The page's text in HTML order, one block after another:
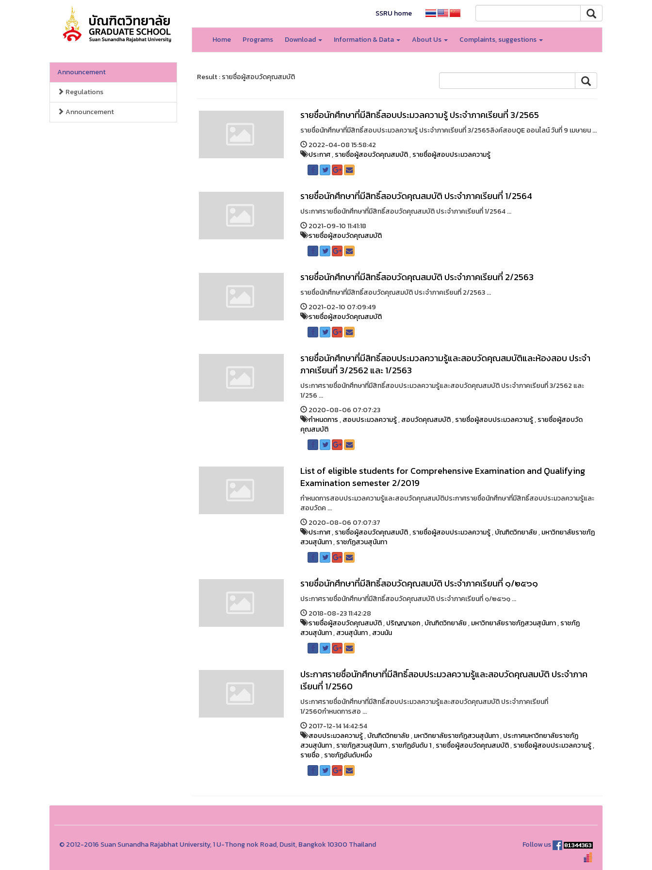
SSRU home
Home Programs Download Information & Data About Us Complaints, suggestions
Announcement
Regulations
Announcement
Result : รายชื่อผู้สอบวัดคุณสมบัติ
รายชื่อนักศึกษาที่มีสิทธิ์สอบประมวลความรู้ ประจำภาคเรียนที่ 3/2565
รายชื่อนักศึกษาที่มีสิทธิ์สอบประมวลความรู้ ประจำภาคเรียนที่ 3/2565ลิงค์สอบQE ออนไลน์ วันที่ 9 เมษายน ...
2022-04-08 15:58:42
ประกาศ,รายชื่อผู้สอบวัดคุณสมบัติ,รายชื่อผู้สอบประมวลความรู้
รายชื่อนักศึกษาที่มีสิทธิ์สอบวัดคุณสมบัติ ประจำภาคเรียนที่ 1/2564
ประกาศรายชื่อนักศึกษาที่มีสิทธิ์สอบวัดคุณสมบัติ ประจำภาคเรียนที่ 1/2564 ...
2021-09-10 11:41:18
รายชื่อผู้สอบวัดคุณสมบัติ
รายชื่อนักศึกษาที่มีสิทธิ์สอบวัดคุณสมบัติ ประจำภาคเรียนที่ 2/2563
รายชื่อนักศึกษาที่มีสิทธิ์สอบวัดคุณสมบัติ ประจำภาคเรียนที่ 2/2563 ...
2021-02-10 07:09:49
รายชื่อผู้สอบวัดคุณสมบัติ
รายชื่อนักศึกษาที่มีสิทธิ์สอบประมวลความรู้และสอบวัดคุณสมบัติและห้องสอบ ประจำ
ภาคเรียนที่ 3/2562 และ 1/2563
ประกาศรายชื่อนักศึกษาที่มีสิทธิ์สอบประมวลความรู้และสอบวัดคุณสมบัติ ประจำภาคเรียนที่ 3/2562 และ
1/256 ...
2020-08-06 07:07:23
กำหนดการ,สอบประมวลความรู้,สอบวัดคุณสมบัติ,รายชื่อผู้สอบประมวลความรู้,รายชื่อผู้สอบวัด
คุณสมบัติ
List of eligible students for Comprehensive Examination and Qualifying
Examination semester 2/2019
กำหนดการสอบประมวลความรู้และสอบวัดคุณสมบัติประกาศรายชื่อนักศึกษาที่มีสิทธิ์สอบประมวลความรู้และ
สอบวัดค ...
2020-08-06 07:07:37
ประกาศ,รายชื่อผู้สอบวัดคุณสมบัติ,รายชื่อผู้สอบประมวลความรู้,บัณฑิตวิทยาลัย,มหาวิทยาลัยราชภัฏ
สวนสุนันทา,ราชภัฏสวนสุนันทา
รายชื่อนักศึกษาที่มีสิทธิ์สอบวัดคุณสมบัติ ประจำภาคเรียนที่ ๑/๒๕๖๑
ประกาศรายชื่อนักศึกษาที่มีสิทธิ์สอบวัดคุณสมบัติ ประจำภาคเรียนที่ ๑/๒๕๖๑ ...
2018-08-23 11:42:28
รายชื่อผู้สอบวัดคุณสมบัติ,ปริญญาเอก,บัณฑิตวิทยาลัย,มหาวิทยาลัยราชภัฏสวนสุนันทา,ราชภัฏ
สวนสุนันทา,สวนสุนันทา,สวนนัน
ประกาศรายชื่อนักศึกษาที่มีสิทธิ์สอบประมวลความรู้และสอบวัดคุณสมบัติ ประจำภาค
เรียนที่ 1/2560
ประกาศรายชื่อนักศึกษาที่มีสิทธิ์สอบประมวลความรู้และสอบวัดคุณสมบัติ ประจำภาคเรียนที่
1/2560กำหนดการสอ ...
2017-12-14 14:42:54
สอบประมวลความรู้,บัณฑิตวิทยาลัย,มหาวิทยาลัยราชภัฏสวนสุนันทา,ประกาศมหาวิทยาลัยราชภัฏ
สวนสุนันทา,ราชภัฏสวนสุนันทา,ราชภัฏอันดับ 1,รายชื่อผู้สอบวัดคุณสมบัติ,รายชื่อผู้สอบประมวลความรู้,
รายชื่อ,ราชภัฏอันดับหนึ่ง
© 2012-2016 Suan Sunandha Rajabhat University, 1 U-Thong nok Road, Dusit, Bangkok 10300 Thailand Follow us